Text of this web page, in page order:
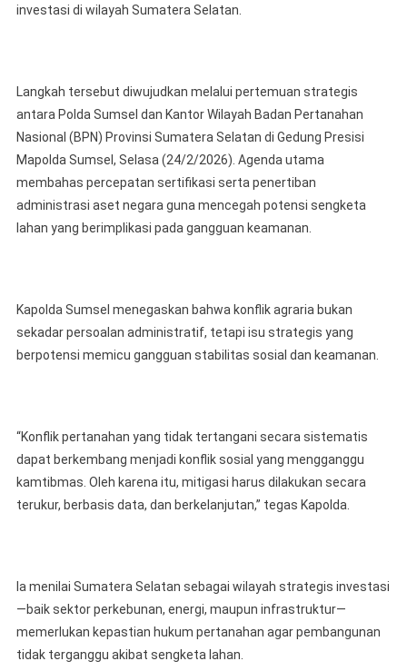
investasi di wilayah Sumatera Selatan.
Langkah tersebut diwujudkan melalui pertemuan strategis
antara Polda Sumsel dan Kantor Wilayah Badan Pertanahan
Nasional (BPN) Provinsi Sumatera Selatan di Gedung Presisi
Mapolda Sumsel, Selasa (24/2/2026). Agenda utama
membahas percepatan sertifikasi serta penertiban
administrasi aset negara guna mencegah potensi sengketa
lahan yang berimplikasi pada gangguan keamanan.
Kapolda Sumsel menegaskan bahwa konflik agraria bukan
sekadar persoalan administratif, tetapi isu strategis yang
berpotensi memicu gangguan stabilitas sosial dan keamanan.
“Konflik pertanahan yang tidak tertangani secara sistematis
dapat berkembang menjadi konflik sosial yang mengganggu
kamtibmas. Oleh karena itu, mitigasi harus dilakukan secara
terukur, berbasis data, dan berkelanjutan,” tegas Kapolda.
Ia menilai Sumatera Selatan sebagai wilayah strategis investasi
—baik sektor perkebunan, energi, maupun infrastruktur—
memerlukan kepastian hukum pertanahan agar pembangunan
tidak terganggu akibat sengketa lahan.